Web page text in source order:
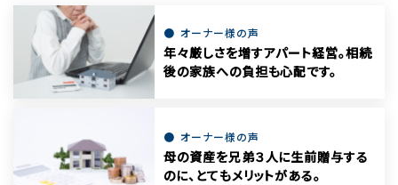
オーナー様の声
年々厳しさを増すアパート経営。相続
後の家族への負担も心配です。
オーナー様の声
母の資産を兄弟３人に生前贈与する
のに、とてもメリットがある。